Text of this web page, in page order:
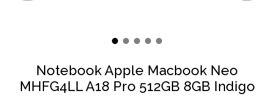
Notebook Apple Macbook Neo
MHFG4LL A18 Pro 512GB 8GB Indigo